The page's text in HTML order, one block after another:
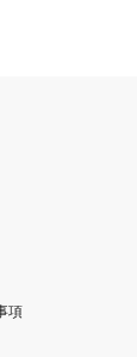
項